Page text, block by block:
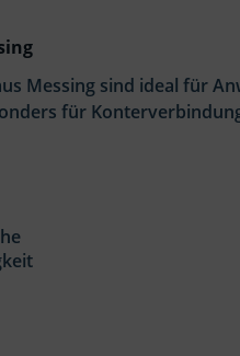
Messing sind ideal für
für